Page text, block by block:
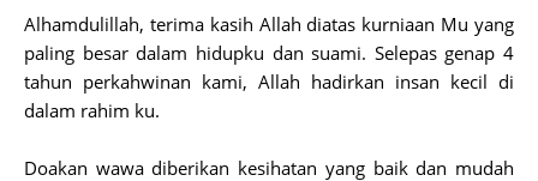
Alhamdulillah, terima kasih Allah diatas kurniaan Mu yang
paling besar dalam hidupku dan suami. Selepas genap 4
tahun perkahwinan kami, Allah hadirkan insan kecil di
dalam rahim ku.
Doakan wawa diberikan kesihatan yang baik dan mudah